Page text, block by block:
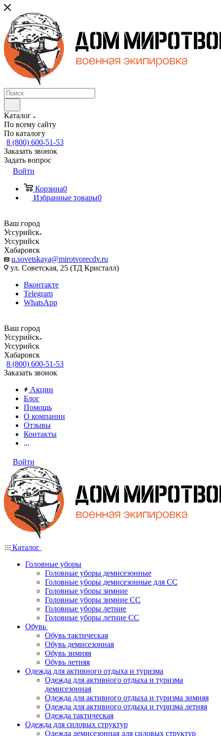
Каталог
По всему сайту
По каталогу
8 (800) 600-51-53
Заказать звонок
Задать вопрос
Войти
Корзина0
Избранные товары0
Ваш город
Уссурийск
Уссурийск
Хабаровск
u.sovetskaya@mirotvorecdv.ru
ул. Советская, 25 (ТД Кристалл)
Вконтакте
Telegram
WhatsApp
Ваш город
Уссурийск
Уссурийск
Хабаровск
8 (800) 600-51-53
Заказать звонок
Акции
Блог
Помощь
О компании
Отзывы
Контакты
...
Войти
Каталог
Головные уборы
Головные уборы демисезонные
Головные уборы демисезонные для СС
Головные уборы зимние
Головные уборы зимние СС
Головные уборы летние
Головные уборы летние СС
Обувь
Обувь тактическая
Обувь демисезонная
Обувь зимняя
Обувь летняя
Одежда для активного отдыха и туризма
Одежда для активного отдыха и туризма
демисезонная
Одежда для активного отдыха и туризма зимняя
Одежда для активного отдыха и туризма летняя
Одежда тактическая
Одежда для силовых структур
Одежда демисезонная для силовых структур